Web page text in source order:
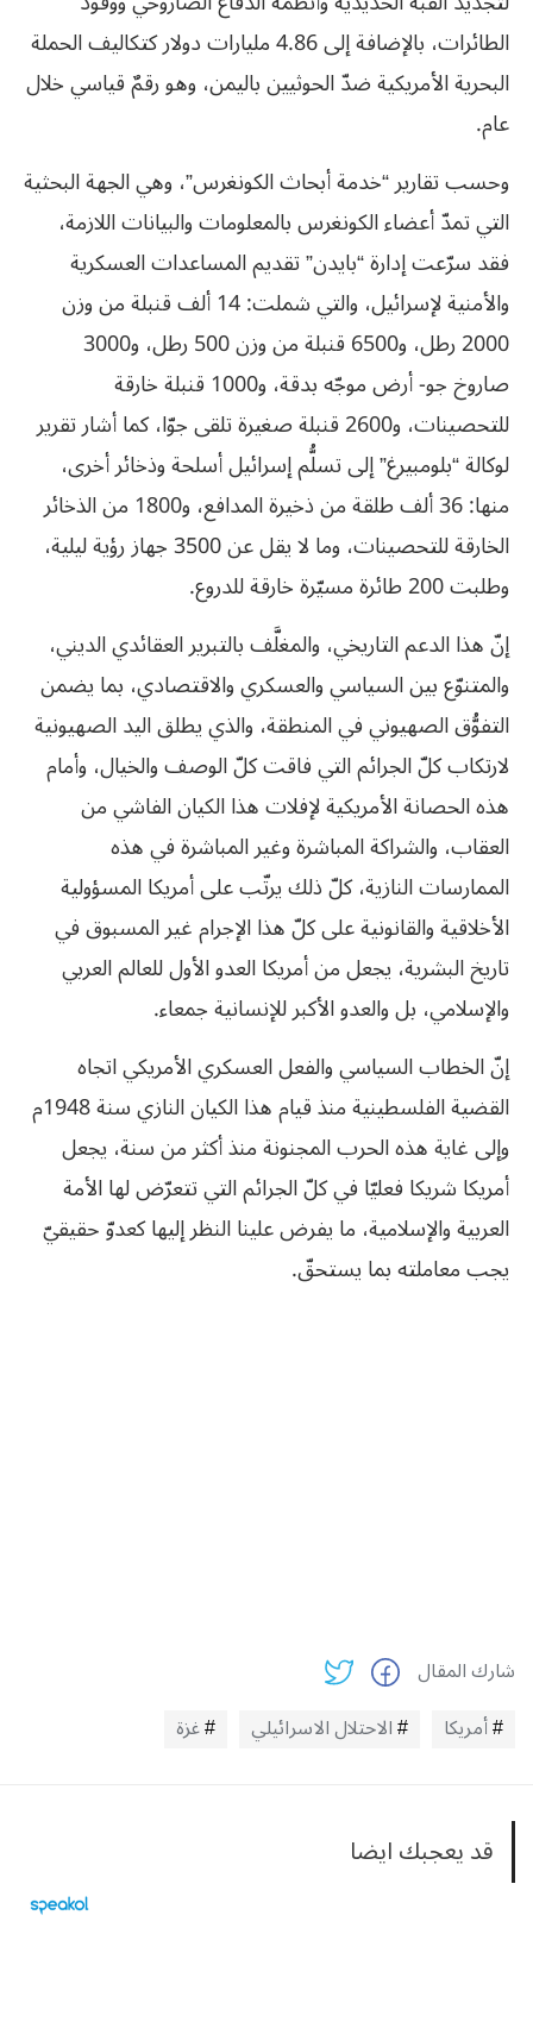
الطائرات، بالإضافة إلى 4.86 مليارات دولار كتكاليف الحملة
البحرية الأمريكية ضدّ الحوثيين باليمن، وهو رقمٌ قياسي خلال
عام.
وحسب تقارير “خدمة أبحاث الكونغرس”، وهي الجهة البحثية
التي تمدّ أعضاء الكونغرس بالمعلومات والبيانات اللازمة،
فقد سرّعت إدارة “بايدن” تقديم المساعدات العسكرية
والأمنية لإسرائيل، والتي شملت: 14 ألف قنبلة من وزن
2000 رطل، و6500 قنبلة من وزن 500 رطل، و3000
صاروخ جو- أرض موجّه بدقة، و1000 قنبلة خارقة
للتحصينات، و2600 قنبلة صغيرة تلقى جوّا، كما أشار تقرير
لوكالة “بلومبيرغ” إلى تسلُّم إسرائيل أسلحة وذخائر أخرى،
منها: 36 ألف طلقة من ذخيرة المدافع، و1800 من الذخائر
الخارقة للتحصينات، وما لا يقل عن 3500 جهاز رؤية ليلية،
وطلبت 200 طائرة مسيّرة خارقة للدروع.
إنّ هذا الدعم التاريخي، والمغلَّف بالتبرير العقائدي الديني،
والمتنوّع بين السياسي والعسكري والاقتصادي، بما يضمن
التفوُّق الصهيوني في المنطقة، والذي يطلق اليد الصهيونية
لارتكاب كلّ الجرائم التي فاقت كلّ الوصف والخيال، وأمام
هذه الحصانة الأمريكية لإفلات هذا الكيان الفاشي من
العقاب، والشراكة المباشرة وغير المباشرة في هذه
الممارسات النازية، كلّ ذلك يرتّب على أمريكا المسؤولية
الأخلاقية والقانونية على كلّ هذا الإجرام غير المسبوق في
تاريخ البشرية، يجعل من أمريكا العدو الأول للعالم العربي
والإسلامي، بل والعدو الأكبر للإنسانية جمعاء.
إنّ الخطاب السياسي والفعل العسكري الأمريكي اتجاه
القضية الفلسطينية منذ قيام هذا الكيان النازي سنة 1948م
وإلى غاية هذه الحرب المجنونة منذ أكثر من سنة، يجعل
أمريكا شريكا فعليّا في كلّ الجرائم التي تتعرّض لها الأمة
العربية والإسلامية، ما يفرض علينا النظر إليها كعدوّ حقيقيّ
يجب معاملته بما يستحقّ.
شارك المقال
أمريكا
الاحتلال الاسرائيلي غزة
قد يعجبك ايضا